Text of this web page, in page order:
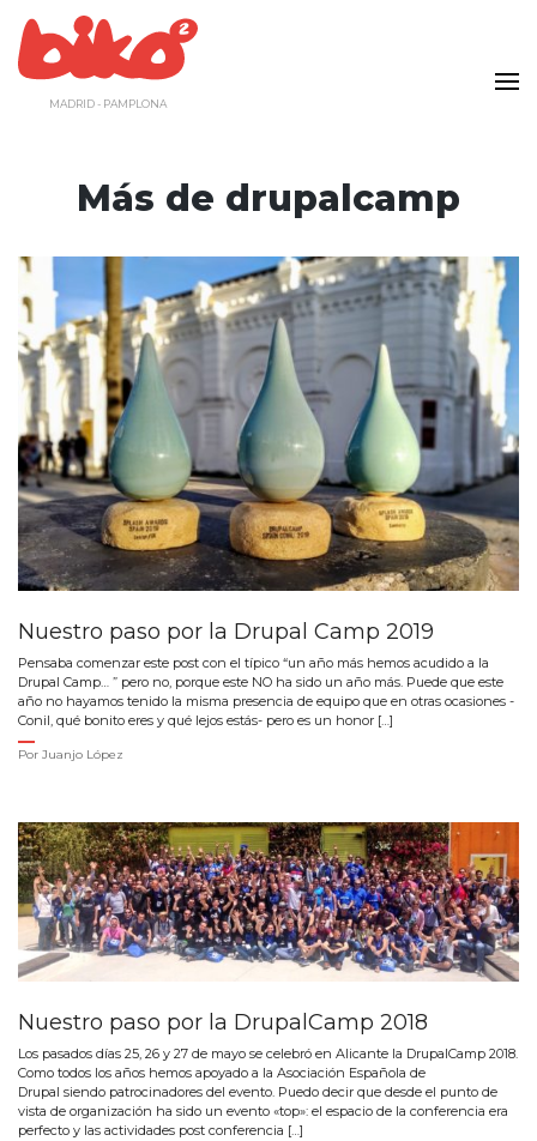
contenido
MADRID - PAMPLONA
Más de drupalcamp
Nuestro paso por la Drupal Camp 2019
Pensaba comenzar este post con el típico “un año más hemos acudido a la
Drupal Camp… ” pero no, porque este NO ha sido un año más. Puede que este
año no hayamos tenido la misma presencia de equipo que en otras ocasiones -
Conil, qué bonito eres y qué lejos estás- pero es un honor […]
Por Juanjo López
Nuestro paso por la DrupalCamp 2018
Los pasados días 25, 26 y 27 de mayo se celebró en Alicante la DrupalCamp 2018.
Como todos los años hemos apoyado a la Asociación Española de
Drupal siendo patrocinadores del evento. Puedo decir que desde el punto de
vista de organización ha sido un evento «top»: el espacio de la conferencia era
perfecto y las actividades post conferencia […]